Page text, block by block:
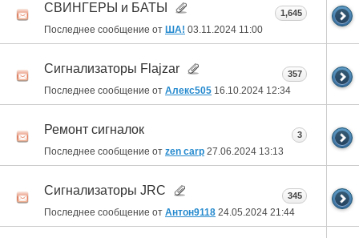
СВИНГЕРЫ и БАТЫ
Последнее сообщение от ША! 03.11.2024 11:00
1,645
Сигнализаторы Flajzar
Последнее сообщение от Алекс505 16.10.2024 12:34
357
Ремонт сигналок
Последнее сообщение от zen carp 27.06.2024 13:13
3
Сигнализаторы JRC
Последнее сообщение от Антон9118 24.05.2024 21:44
345